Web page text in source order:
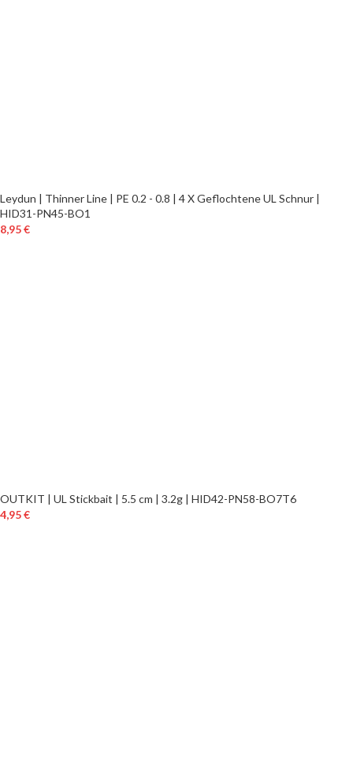
Leydun | Thinner Line | PE 0.2 - 0.8 | 4 X Geflochtene UL Schnur |
HID31-PN45-BO1
8,95€
OUTKIT | UL Stickbait | 5.5 cm | 3.2g | HID42-PN58-BO7T6
4,95€